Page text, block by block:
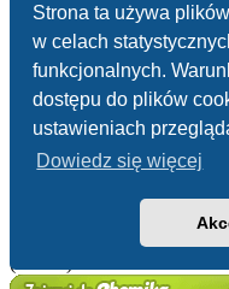
Strona ta używa
w celach
funkcjonalnych.
dostępu do plików
ustawieniach
Dowiedz się więcej
Cytuj
Cytuj
fragment
autor:blazius »
No nie wiem czy się uda
gotyckiej grozy z trzydziestu
Nie wiem czy mnie się to
dwa poprzednie, ma co
Moje autorskie karty i
(TMiM) na Chomiku: